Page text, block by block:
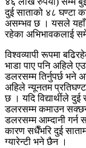
दुई साताको ४८ घण्टा
असम्भव छ । यसले यहाँ
रहेका अभिभावकलाई
विश्वव्यापी रूपमा
भाडा पाए पनि अहिले
डलरसम्म तिर्नुपर्छ भने
अहिले न्यूनतम
छ । यदि विद्यार्थीले
डलरसम्म कमाउन
डलरसम्म आम्दानी
कारण सधैँभरि दुई
ग्यारेन्टी भने छैन ।